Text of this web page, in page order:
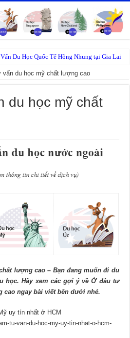
Du Học Quốc Tế Hồng Nhung tại Gia Lai
vấn du học mỹ chất lượng cao
du học mỹ chất
lượng cao – Bạn đang muốn đi du
học. Hãy xem các gợi ý về Ở đâu tư
cao ngay bài viết bên dưới nhé.
uy tín nhất ở HCM
tu-van-du-hoc-my-uy-tin-nhat-o-hcm-